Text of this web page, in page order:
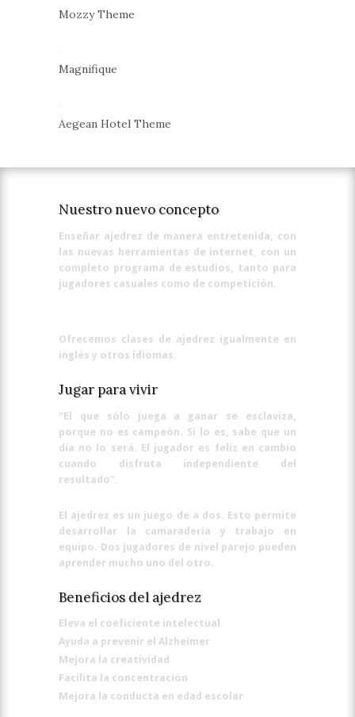
Mozzy Theme
Magnifique
Aegean Hotel Theme
Nuestro nuevo concepto
Enseñar ajedrez de manera entretenida, con
las nuevas herramientas de internet, con un
completo programa de estudios, tanto para
jugadores casuales como de competición.
Ofrecemos clases de ajedrez igualmente en
inglés y otros idiomas.
Jugar para vivir
"El que sólo juega a ganar se esclaviza,
porque no es campeón. Si lo es, sabe que un
día no lo será. El jugador es feliz en cambio
cuando disfruta independiente del
resultado".
El ajedrez es un juego de a dos. Esto permite
desarrollar la camaradería y trabajo en
equipo. Dos jugadores de nivel parejo pueden
aprender mucho uno del otro.
Beneficios del ajedrez
Eleva el coeficiente intelectual
Ayuda a prevenir el Alzheimer
Mejora la creatividad
Facilita la concentración
Mejora la conducta en edad escolar